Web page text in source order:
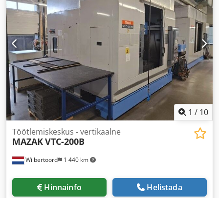
1 / 10
Wilbertoord 1 440 km
Töötlemiskeskus - vertikaalne
MAZAKVTC-200B
Hinnainfo Helistada